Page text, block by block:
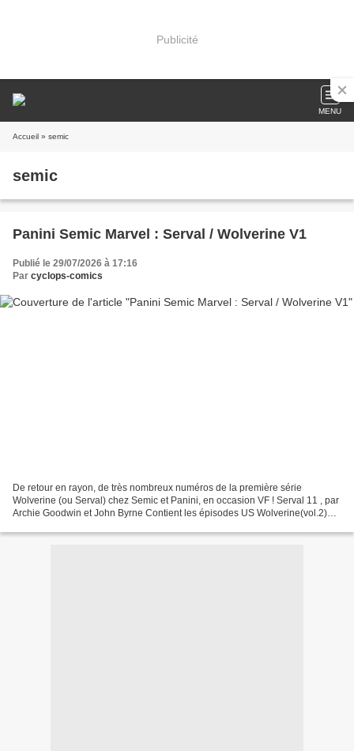
Publicité
MENU
Accueil » semic
semic
Panini Semic Marvel : Serval / Wolverine V1
Publié le 29/07/2026 à 17:16
Par cyclops-comics
De retour en rayon, de très nombreux numéros de la première série
Wolverine (ou Serval) chez Semic et Panini, en occasion VF ! Serval 11 , par
Archie Goodwin et John Byrne Contient les épisodes US Wolverine(vol.2)